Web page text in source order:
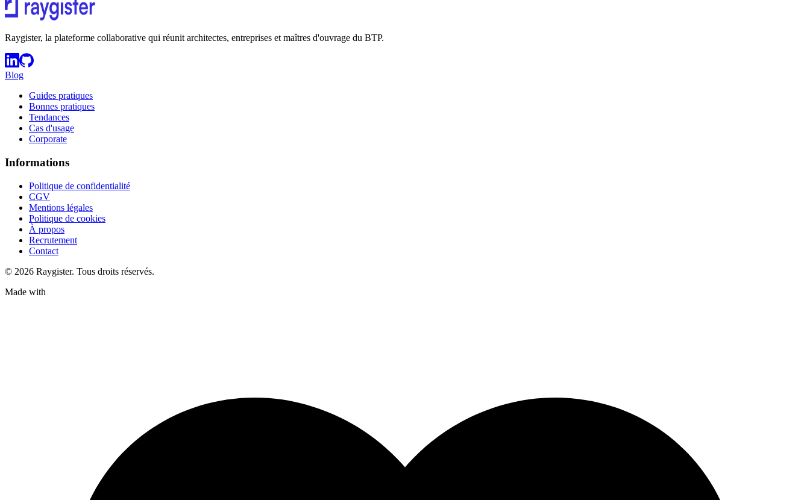
Raygister, la plateforme collaborative qui réunit architectes, entreprises et maîtres d'ouvrage du BTP.
Blog
Guides pratiques
Bonnes pratiques
Tendances
Cas d'usage
Corporate
Informations
Politique de confidentialité
CGV
Mentions légales
Politique de cookies
À propos
Recrutement
Contact
© 2026 Raygister. Tous droits réservés.
Made with